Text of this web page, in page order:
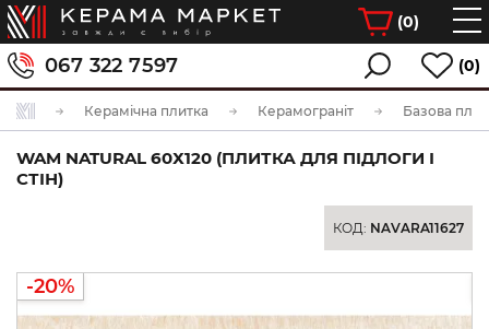
(0)
067 322 7597 (0)
Керамічна плитка Керамограніт Базова
WAM NATURAL 60Х120 (ПЛИТКА ДЛЯ ПІДЛОГИ І
СТІН)
КОД: NAVARA11627
-20%